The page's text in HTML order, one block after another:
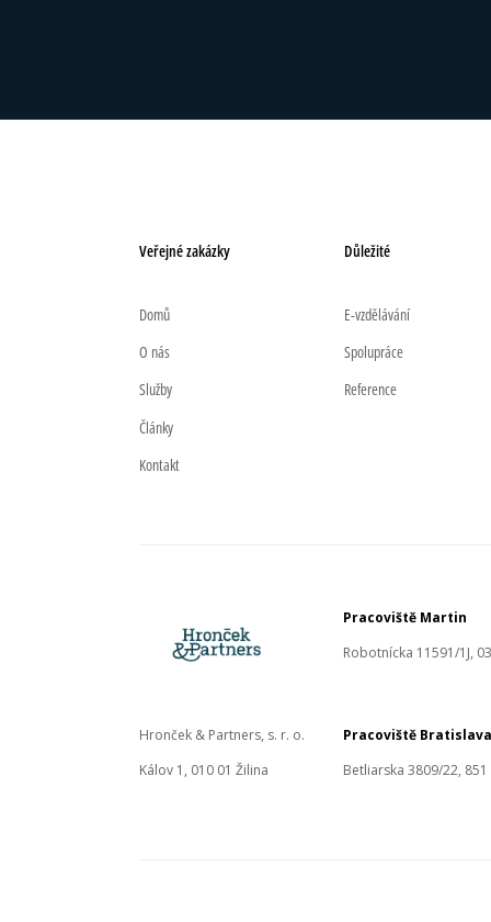
Veřejné zakázky
Domů
O nás
Služby
Články
Kontakt
Důležité
E-vzdělávání
Spolupráce
Reference
Pracoviště Martin
Robotnícka 11591/1J,
Hronček & Partners, s. r. o.
Kálov 1, 010 01 Žilina
Pracoviště
Betliarska 3809/22,